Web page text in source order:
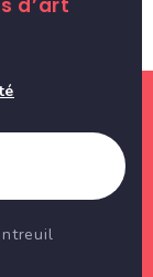
d’art